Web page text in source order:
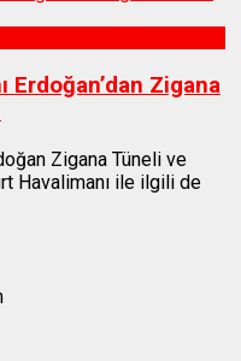
Erdoğan’dan Zigana
Zigana Tüneli ve
Havalimanı ile ilgili de